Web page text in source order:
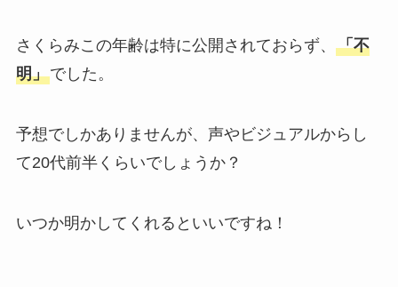
さくらみこの年齢は特に公開されておらず、 「不
明」でした。
予想でしかありませんが、声やビジュアルからし
て20代前半くらいでしょうか？
いつか明かしてくれるといいですね！